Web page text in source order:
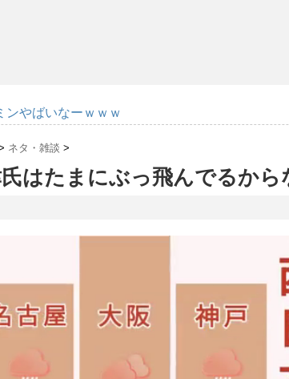
ンやばいなーｗｗｗ
ネタ・雑談 >
氏はたまにぶっ飛んでるから